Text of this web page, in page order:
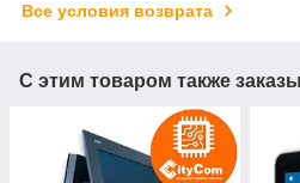
Все условия возврата
С этим товаром также